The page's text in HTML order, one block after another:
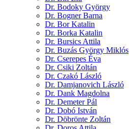
Dr. Bodoky György
Dr. Bogner Barna
Dr. Bor Katalin
Dr. Borka Katalin
Dr. Bursics Attila
Dr. Buzás György Miklós
Dr. Cserepes Éva
Dr. Csiki Zoltán
Dr. Czakó László
Dr. Damjanovich László
Dr. Dank Magdolna
Dr. Demeter Pál
Dr. Dobó István
Dr. Döbrönte Zoltán